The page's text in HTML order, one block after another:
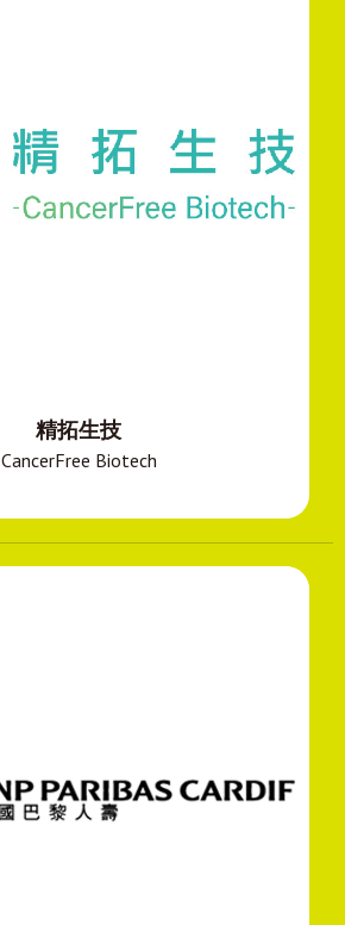
精拓生技
CancerFree Biotech